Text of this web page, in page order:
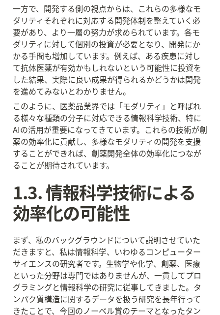
一方で、開発する側の視点からは、これらの多様なモ
ダリティそれぞれに対応する開発体制を整えていく必
要があり、より一層の努力が求められています。各モ
ダリティに対して個別の投資が必要となり、開発にか
かる手間も増加しています。例えば、ある疾患に対し
て抗体医薬が有効かもしれないという可能性に投資を
した結果、実際に良い成果が得られるかどうかは開発
を進めてみないとわかりません。
このように、医薬品業界では「モダリティ」と呼ばれ
る様々な種類の分子に対応できる情報科学技術、特に
AIの活用が重要になってきています。これらの技術が創
薬の効率化に貢献し、多様なモダリティの開発を支援
することができれば、創薬開発全体の効率化につなが
ることが期待されています。
1.3. 情報科学技術による
効率化の可能性
まず、私のバックグラウンドについて説明させていた
だきますと、私は情報科学、いわゆるコンピューター
サイエンスの研究者です。生物学や化学、創薬、医療
といった分野は専門ではありませんが、一貫してプロ
グラミングと情報科学の研究に従事してきました。タ
ンパク質構造に関するデータを扱う研究を長年行って
きたことで、今回のノーベル賞のテーマとなったタン